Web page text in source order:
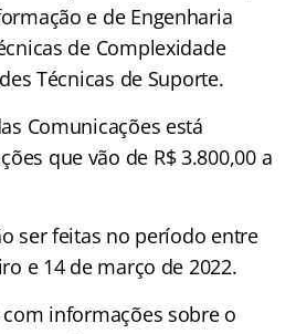
e de Engenharia
de Complexidade
Técnicas de Suporte.
Comunicações está
que vão de R$ 3.800,00 a
ser feitas no período entre
e 14 de março de 2022.
informações sobre o